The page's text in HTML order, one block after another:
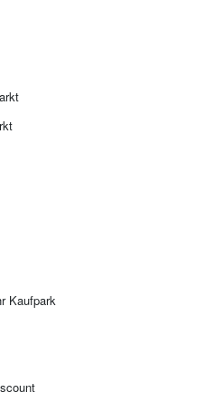
Kaufpark